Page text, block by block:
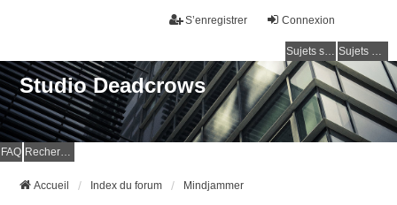
Connexion
S’enregistrer
Sujets sans réponse Sujets actifs
Studio Deadcrows
FAQ Rechercher
Accueil Index du forum Mindjammer